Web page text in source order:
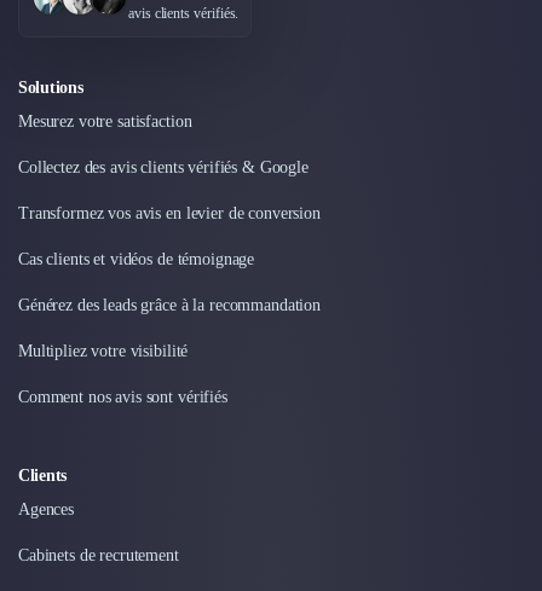
avis clients vérifiés.
Solutions
Mesurez votre satisfaction
Collectez des avis clients vérifiés & Google
Transformez vos avis en levier de conversion
Cas clients et vidéos de témoignage
Générez des leads grâce à la recommandation
Multipliez votre visibilité
Comment nos avis sont vérifiés
Clients
Agences
Cabinets de recrutement